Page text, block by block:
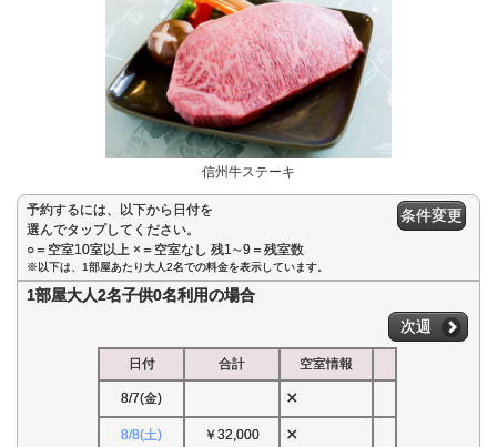
信州牛ステーキ
予約するには、以下から日付を
選んでタップしてください。
○＝空室10室以上 ×＝空室なし 残1∼9＝残室数
条件変更
※以下は、1部屋あたり大人2名での料金を表示しています。
1部屋大人2名子供0名利用の場合
次週
日付 合計 空室情報
8/7(金) ×
8/8(土) ￥32,000 ×